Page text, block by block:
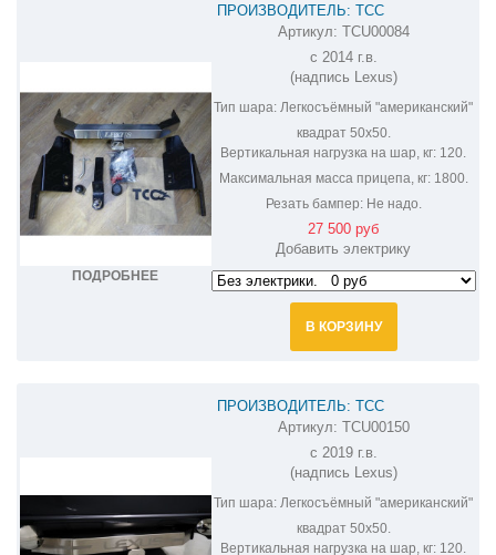
ПОДРОБНЕЕ
ПРОИЗВОДИТЕЛЬ: ТСС
ФАРКОП НА LEXUS GX 460 TCU00084
Артикул: TCU00084
c 2014 г.в.
(надпись Lexus)
Тип шара: Легкосъёмный "американский"
квадрат 50х50.
Вертикальная нагрузка на шар, кг: 120.
Максимальная масса прицепа, кг:1800.
Резать бампер:Не надо.
27 500 руб
Добавить электрику
В КОРЗИНУ
ПРОИЗВОДИТЕЛЬ: ТСС
ФАРКОП НА LEXUS GX 460 TCU00150
Артикул: TCU00150
c 2019 г.в.
(надпись Lexus)
Тип шара: Легкосъёмный "американский"
квадрат 50х50.
Вертикальная нагрузка на шар, кг: 120.